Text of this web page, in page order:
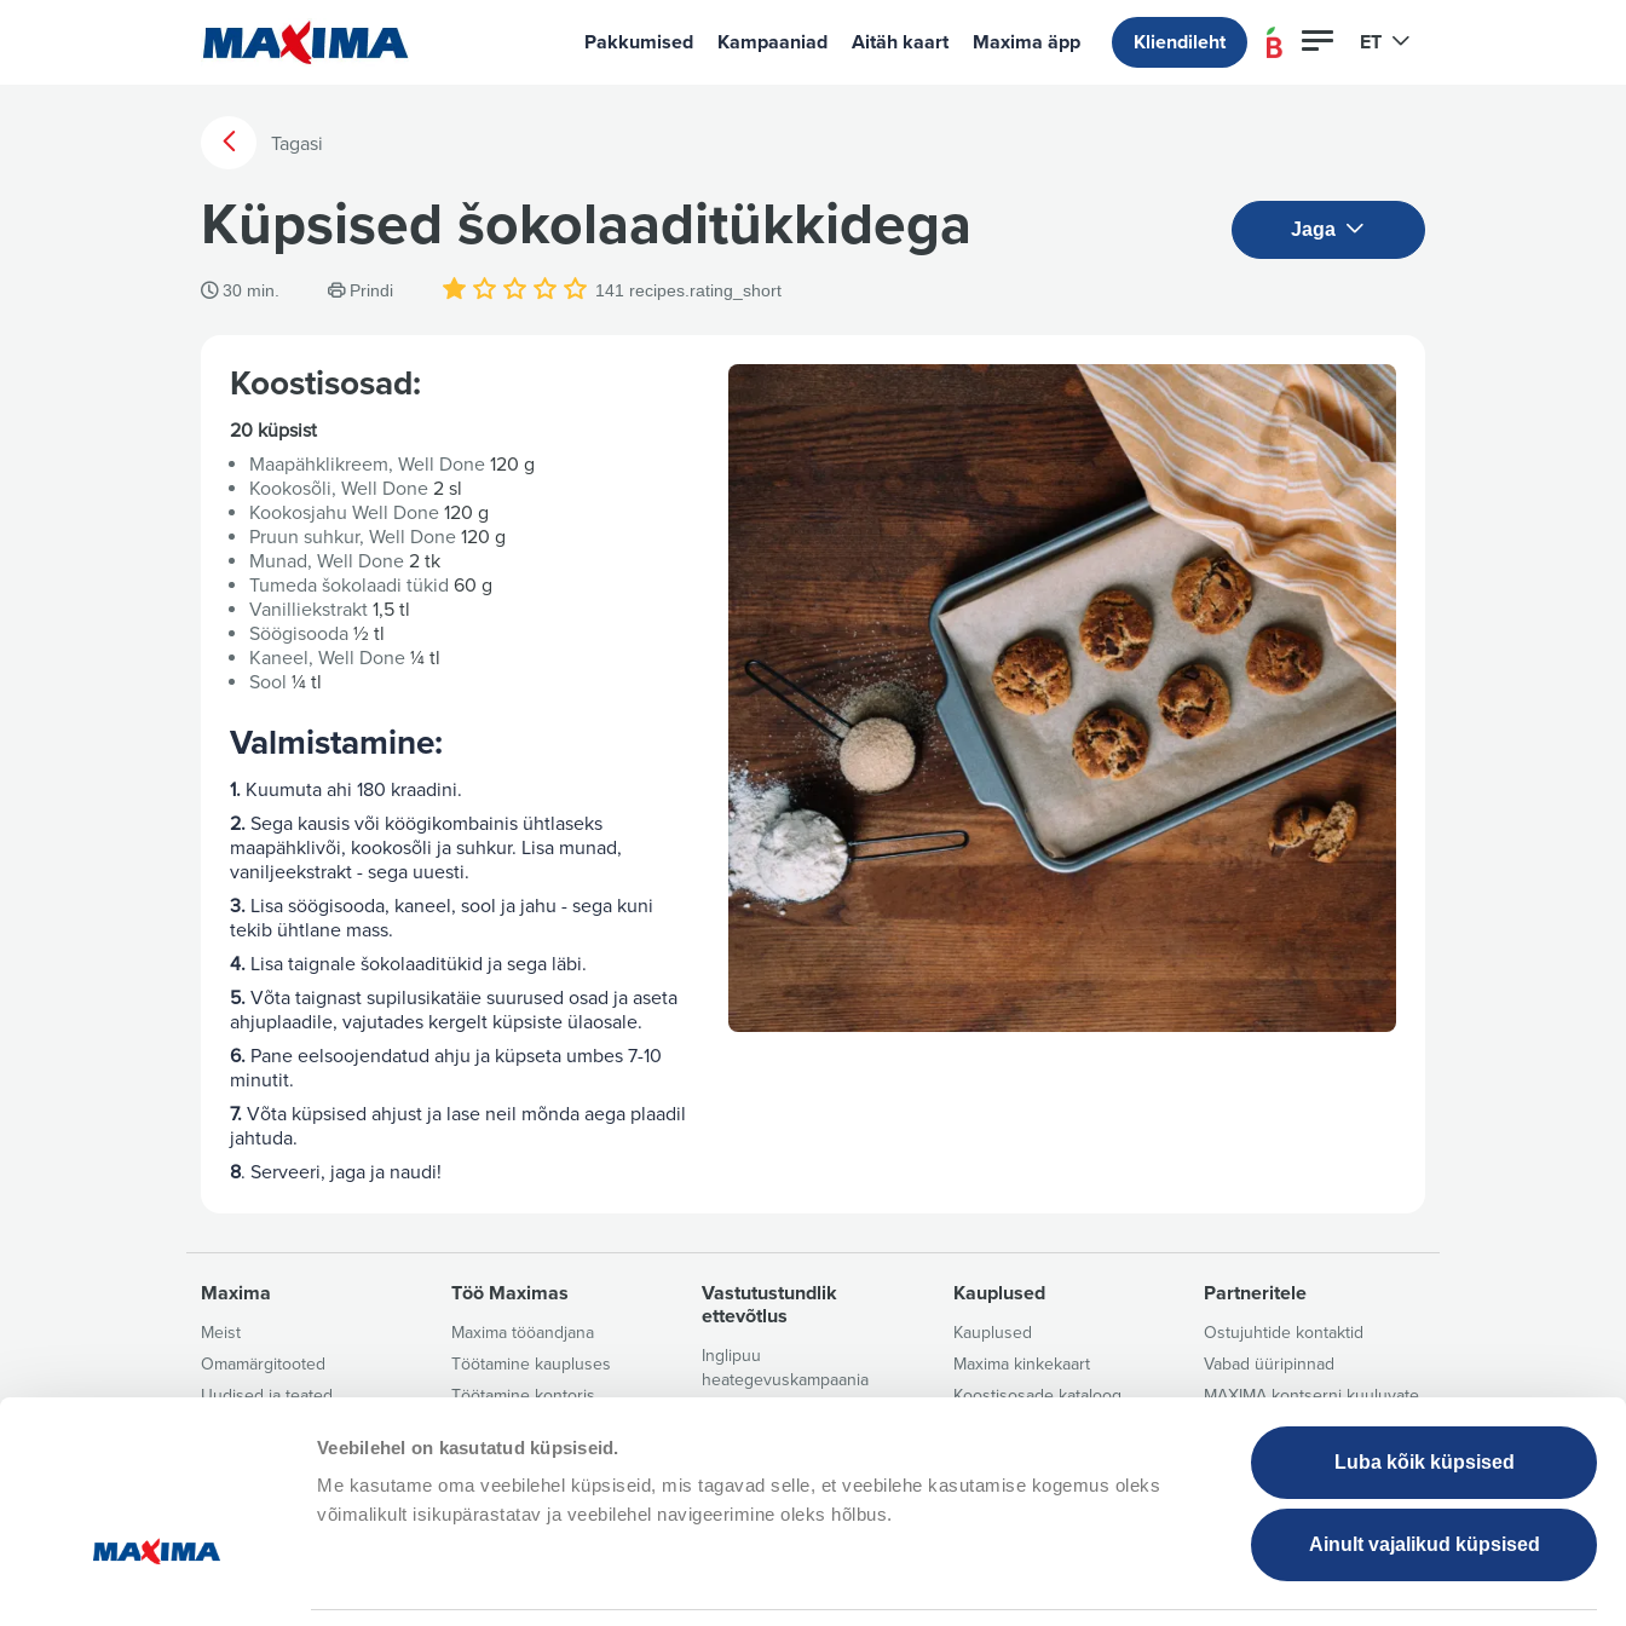
Veebilehel on kasutatud küpsiseid.
Me kasutame oma veebilehel küpsiseid, mis tagavad selle, et veebilehe kasutamise kogemus oleks
võimalikult isikupärastatav ja veebilehel navigeerimine oleks hõlbus.
Luba kõik küpsised
Ainult vajalikud küpsised
Pakkumised Kampaaniad Aitäh kaart Maxima äpp Kliendileht ET
Tagasi
Küpsised šokolaaditükkidega
30 min. Prindi 141 recipes.rating_short
Jaga
Koostisosad:
20 küpsist
Maapähklikreem, Well Done 120 g
Kookosõli, Well Done 2 sl
Kookosjahu Well Done 120 g
Pruun suhkur, Well Done 120 g
Munad, Well Done 2 tk
Tumeda šokolaadi tükid 60 g
Vanilliekstrakt 1,5 tl
Söögisooda ½ tl
Kaneel, Well Done ¼ tl
Sool ¼ tl
Valmistamine:
1. Kuumuta ahi 180 kraadini.
2. Sega kausis või köögikombainis ühtlaseks
maapähklivõi, kookosõli ja suhkur. Lisa munad,
vaniljeekstrakt - sega uuesti.
3. Lisa söögisooda, kaneel, sool ja jahu - sega kuni
tekib ühtlane mass.
4. Lisa taignale šokolaaditükid ja sega läbi.
5. Võta taignast supilusikatäie suurused osad ja aseta
ahjuplaadile, vajutades kergelt küpsiste ülaosale.
6. Pane eelsoojendatud ahju ja küpseta umbes 7-10
minutit.
7. Võta küpsised ahjust ja lase neil mõnda aega plaadil
jahtuda.
8. Serveeri, jaga ja naudi!
Maxima
Meist
Omamärgitooted
Uudised ja teated
Privaatsuspoliitika
Töö Maximas
Maxima tööandjana
Töötamine kaupluses
Töötamine kontoris
Töötamine logistikakeskuses
Tule liitu meie kollektiiviga!
Vastutustundlik
ettevõtlus
Inglipuu
heategevuskampaania
Kestlikkuspõhimõtted
Korruptsiooni ennetamise
Kauplused
Kauplused
Maxima kinkekaart
Koostisosade kataloog
MAXIMA lojaalsusprogrammi
Partneritele
Ostujuhtide kontaktid
Vabad üüripinnad
MAXIMA kontserni kuuluvate
tegevusjuhend